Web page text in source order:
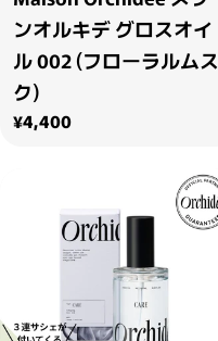
ンオルキデ グロスオイ
ル 002 (フローラルムス
ク)
通常価格
¥4,400